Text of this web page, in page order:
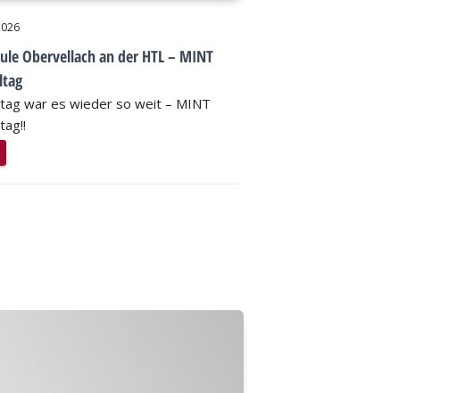
Obervellach an der HTL – MINT
war es wieder so weit – MINT